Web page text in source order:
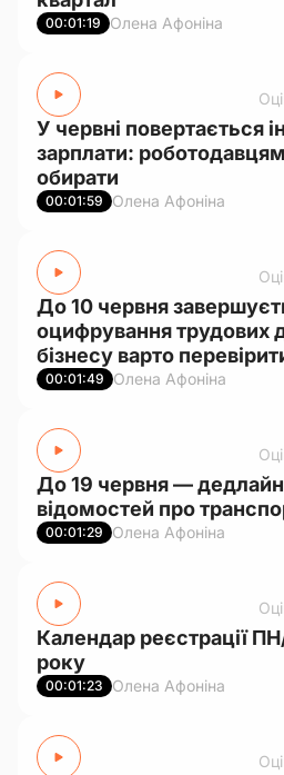
00:01:19 Олена Афоніна
У червні повертається
зарплати:
обирати
00:01:59 Олена Афоніна
До 10 червня
оцифрування трудових
бізнесу варто
00:01:49 Олена Афоніна
До 19 червня —
відомостей про
00:01:29 Олена Афоніна
Календар реєстрації
року
00:01:23 Олена Афоніна